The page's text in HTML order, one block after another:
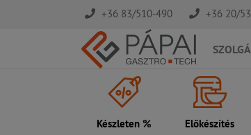
+36 83/510-490 +36 20/
Készleten % Előkészítés